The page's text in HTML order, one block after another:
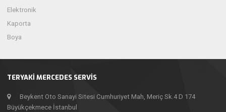
TERYAKI MERCEDES SERVIS
Beykent Oto Sanayi Sitesi Cumhuriyet Mah, Meriç Sk.4 D 174
Büyükçekmece İstanbul
Elektronik
Kaporta
Boya